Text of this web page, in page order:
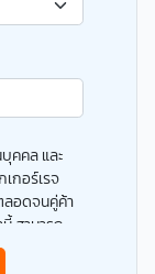
คคล และ
กอร์เรจ
ลอดจนคู่ค้า
สามารถ
ข้อมูลส่วน